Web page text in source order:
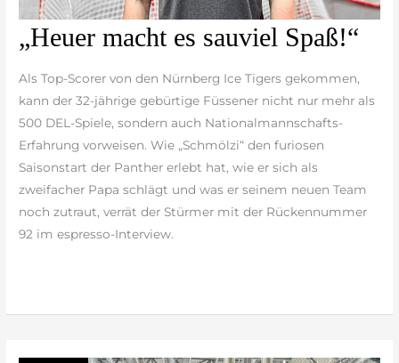
„Heuer macht es sauviel Spaß!“
Als Top-Scorer von den Nürnberg Ice Tigers gekommen,
kann der 32-jährige gebürtige Füssener nicht nur mehr als
500 DEL-Spiele, sondern auch Nationalmannschafts-
Erfahrung vorweisen. Wie „Schmölzi“ den furiosen
Saisonstart der Panther erlebt hat, wie er sich als
zweifacher Papa schlägt und was er seinem neuen Team
noch zutraut, verrät der Stürmer mit der Rückennummer
92 im espresso-Interview.
„Heuer
macht
es
sauviel
Spaß!“